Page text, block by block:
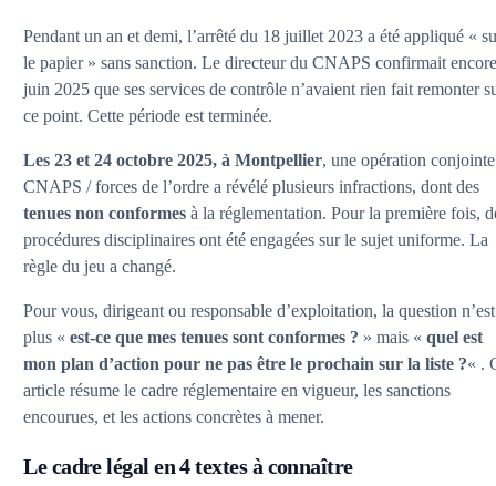
Pendant un an et demi, l’arrêté du 18 juillet 2023 a été appliqué «
le papier » sans sanction. Le directeur du CNAPS confirmait
juin 2025 que ses services de contrôle n’avaient rien fait remonter
ce point. Cette période est terminée.
Les 23 et 24 octobre 2025, à Montpellier, une opération conjointe
CNAPS / forces de l’ordre a révélé plusieurs infractions, dont des
tenues non conformes à la réglementation. Pour la première fois,
procédures disciplinaires ont été engagées sur le sujet uniforme. La
règle du jeu a changé.
Pour vous, dirigeant ou responsable d’exploitation, la question n’est
plus «est-ce que mes tenues sont conformes ? » mais «quel est
mon plan d’action pour ne pas être le prochain sur la liste ?« .
article résume le cadre réglementaire en vigueur, les sanctions
encourues, et les actions concrètes à mener.
Le cadre légal en 4 textes à connaître